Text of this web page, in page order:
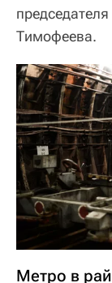
Тимофеева.
Метро в